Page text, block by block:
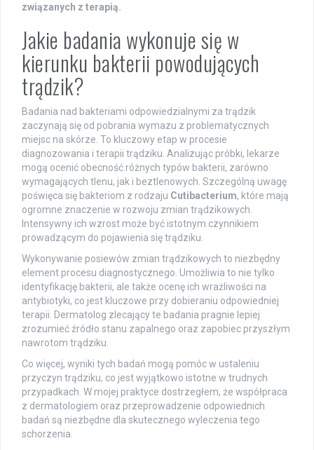
związanych z terapią.
Jakie badania wykonuje się w
kierunku bakterii powodujących
trądzik?
Badania nad bakteriami odpowiedzialnymi za trądzik
zaczynają się od pobrania wymazu z problematycznych
miejsc na skórze. To kluczowy etap w procesie
diagnozowania i terapii trądziku. Analizując próbki, lekarze
mogą ocenić obecność różnych typów bakterii, zarówno
wymagających tlenu, jak i beztlenowych. Szczególną uwagę
poświęca się bakteriom z rodzaju Cutibacterium, które mają
ogromne znaczenie w rozwoju zmian trądzikowych.
Intensywny ich wzrost może być istotnym czynnikiem
prowadzącym do pojawienia się trądziku.
Wykonywanie posiewów zmian trądzikowych to niezbędny
element procesu diagnostycznego. Umożliwia to nie tylko
identyfikację bakterii, ale także ocenę ich wrażliwości na
antybiotyki, co jest kluczowe przy dobieraniu odpowiedniej
terapii. Dermatolog zlecający te badania pragnie lepiej
zrozumieć źródło stanu zapalnego oraz zapobiec przyszłym
nawrotom trądziku.
Co więcej, wyniki tych badań mogą pomóc w ustaleniu
przyczyn trądziku, co jest wyjątkowo istotne w trudnych
przypadkach. W mojej praktyce dostrzegłem, że współpraca
z dermatologiem oraz przeprowadzenie odpowiednich
badań są niezbędne dla skutecznego wyleczenia tego
schorzenia.